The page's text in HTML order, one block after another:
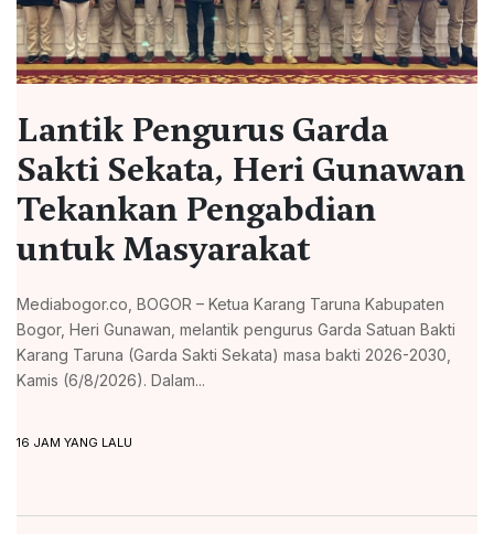
Lantik Pengurus Garda
Sakti Sekata, Heri Gunawan
Tekankan Pengabdian
untuk Masyarakat
Mediabogor.co, BOGOR – Ketua Karang Taruna Kabupaten
Bogor, Heri Gunawan, melantik pengurus Garda Satuan Bakti
Karang Taruna (Garda Sakti Sekata) masa bakti 2026-2030,
Kamis (6/8/2026). Dalam...
16 JAM YANG LALU